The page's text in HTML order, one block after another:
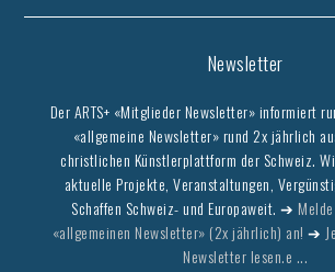
Newsletter
Der ARTS+ «Mitglieder Newsletter» informiert
«allgemeine Newsletter» rund 2x jährlich
christlichen Künstlerplattform der Schweiz.
aktuelle Projekte, Veranstaltungen,
Schaffen Schweiz- und Europaweit. ➔
«allgemeinen Newsletter» (2x jährlich) an! ➔
Newsletter lesen.e ...